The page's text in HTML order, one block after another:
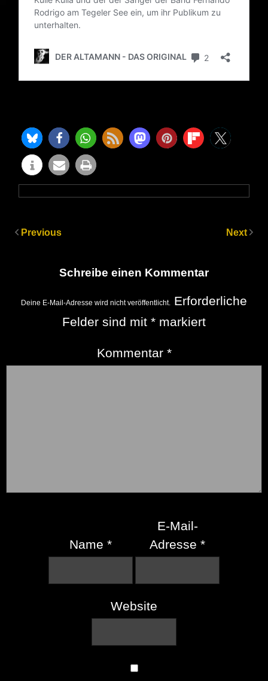
Previous Next
Schreibe einen Kommentar
Deine E-Mail-Adresse wird nicht veröffentlicht. Erforderliche
Felder sind mit * markiert
Kommentar *
Name *
E-Mail-
Adresse*
Website